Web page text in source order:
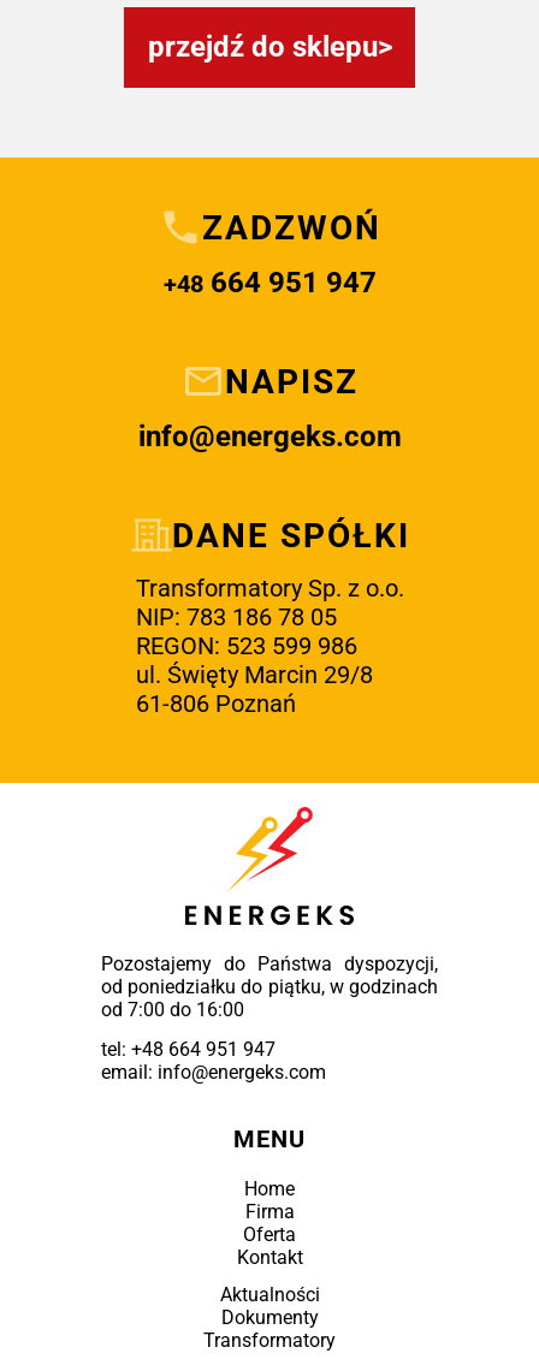
przejdź do sklepu
ZADZWOŃ
+48664 951 947
NAPISZ
info@energeks.com
DANE SPÓŁKI
Transformatory Sp. z o.o.
NIP: 783 186 78 05
REGON: 523 599 986
ul. Święty Marcin 29/8
61-806 Poznań
Pozostajemy do Państwa dyspozycji,
od poniedziałku do piątku, w godzinach
od 7:00 do 16:00
tel: +48 664 951 947
email: info@energeks.com
MENU
Home
Firma
Oferta
Kontakt
Aktualności
Dokumenty
Transformatory